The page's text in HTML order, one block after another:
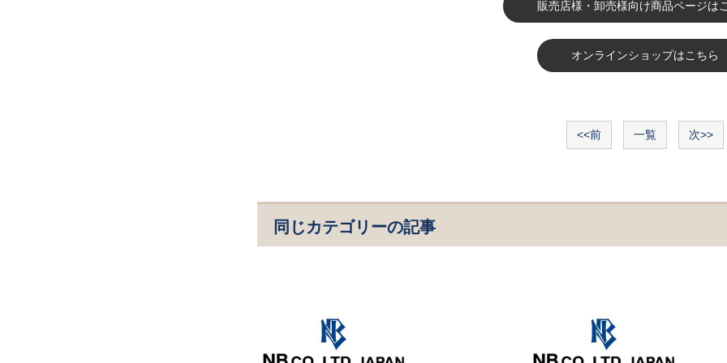
販売店様・卸売様向け商品ページは
オンラインショップはこちら
<<前 一覧 次>>
同じカテゴリーの記事